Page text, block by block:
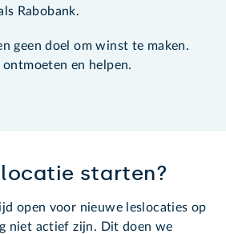
geen doel om winst te maken.
en helpen.
starten?
open voor nieuwe leslocaties op
niet actief zijn. Dit doen we